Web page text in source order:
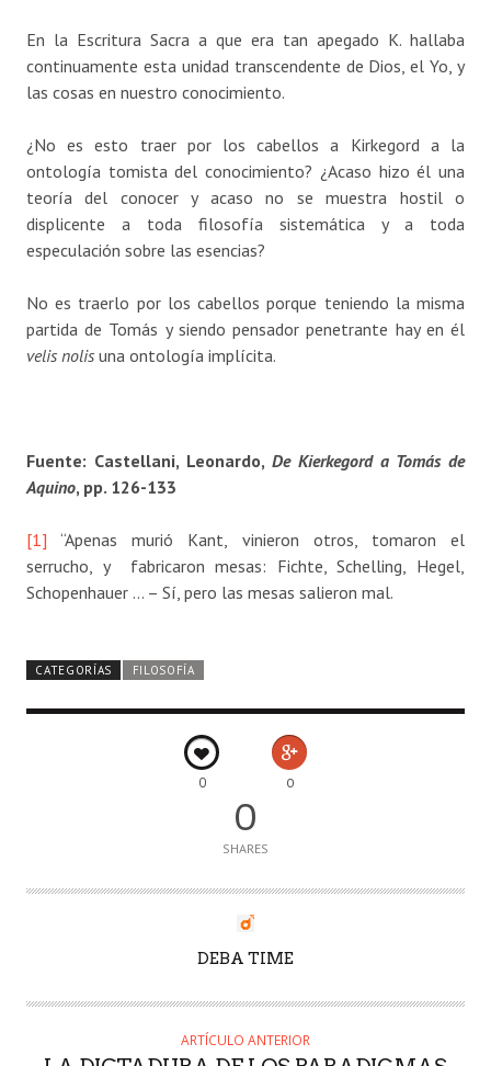
En la Escritura Sacra a que era tan apegado K. hallaba
continuamente esta unidad transcendente de Dios, el Yo, y
las cosas en nuestro conocimiento.
¿No es esto traer por los cabellos a Kirkegord a la
ontología tomista del conocimiento? ¿Acaso hizo él una
teoría del conocer y acaso no se muestra hostil o
displicente a toda filosofía sistemática y a toda
especulación sobre las esencias?
No es traerlo por los cabellos porque teniendo la misma
partida de Tomás y siendo pensador penetrante hay en él
velis nolis una ontología implícita.
Fuente: Castellani, Leonardo, De Kierkegord a Tomás de
Aquino, pp. 126-133
[1] “Apenas murió Kant, vinieron otros, tomaron el
serrucho, y fabricaron mesas: Fichte, Schelling, Hegel,
Schopenhauer … – Sí, pero las mesas salieron mal.
CATEGORÍAS FILOSOFÍA
0 0
0
SHARES
DEBA TIME
ARTÍCULO ANTERIOR